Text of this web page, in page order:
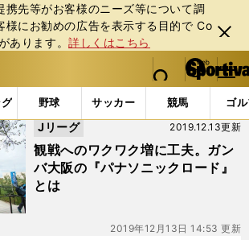
携先等がお客様のニーズ等について調
様にお勧めの広告を表⽰する⽬的で Co
あります。詳しくはこちら
閉じ
る
web Sportiva (webスポルティーバ)
検索
マイペ
ー
ジ
メニュ
野球 サッカー 競馬 ゴ
クロード」の最新ニュース・ 情報
観戦へのワクワク増に工夫。ガン
バ大阪の『パナソニックロード』
とは
2019.12.13更新
Jリーグ
2019年12月13日 14:53 更新